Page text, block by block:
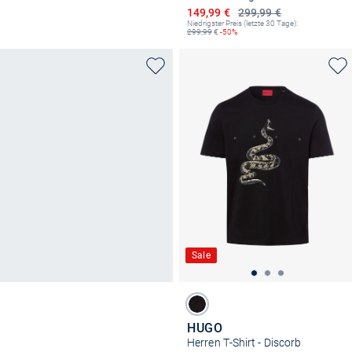
299,99 €
Ermäßigter Preis
149,99 €
Niedrigster Preis (letzte 30 Tage):
299,99€ -50%
Sale
HUGO
Herren T-Shirt - Discorb